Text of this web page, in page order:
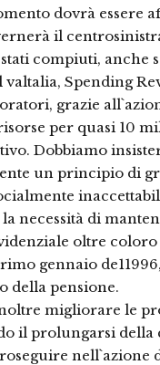
dovrà essere
il
compiuti, anche
valtalia, Spending
grazie
per quasi 10
Dobbiamo
un principio di
necessità di
oltre
gennaio
della pensione.
migliorare le
il prolungarsi